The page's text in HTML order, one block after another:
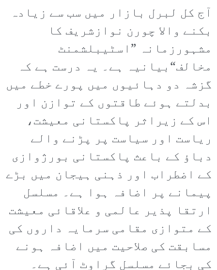
آج کل لبرل بازار میں سب سے زیادہ
بکنے والا چورن نوازشریف کا
مشہورزمانہ ”اسٹیبلشمنٹ
مخالف“بیانیہ ہے۔ یہ درست ہے کہ
گزشہ دو دہائیوں میں پورے خطے میں
بدلتے ہوئے طاقتوں کے توازن اور
اس کے زیراثر پاکستانی معیشت،
ریاست اور سیاست پر پڑنے والے
دباؤ کے باعث پاکستانی بورژوازی
کے اضطراب اور ذہنی ہیجان میں بڑے
پیمانے پر اضافہ ہوا ہے۔ مسلسل
ارتقا پذیر عالمی و علاقائی معیشت
کے متوازی مقامی سرمایہ داروں کی
مسابقت کی صلاحیت میں اضافہ ہونے
کی بجائے مسلسل گراوٹ آئی ہے۔